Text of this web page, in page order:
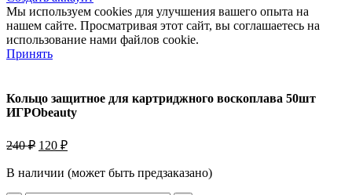
Мы используем cookies для улучшения вашего опыта на
нашем сайте. Просматривая этот сайт, вы соглашаетесь на
использование нами файлов cookie.
Принять
Кольцо защитное для картриджного воскоплава 50шт
ИГРОbeauty
240₽ Первоначальная
составляла
120 ₽
120 ₽.
В наличии (может быть предзаказано)